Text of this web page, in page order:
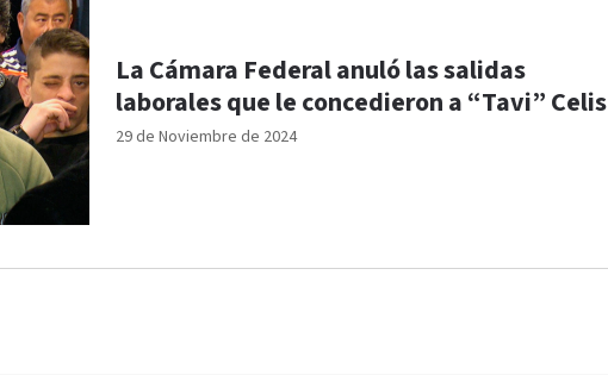
29 de Noviembre de 2024
La Cámara Federal anuló las salidas
laborales que le concedieron a “Tavi” Celis